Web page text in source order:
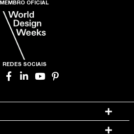
MEMBRO OFICIAL
REDES SOCIAIS